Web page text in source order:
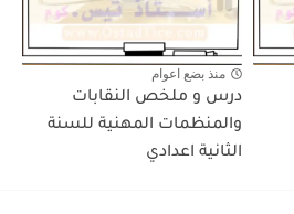
منذ بضع اعوام
درس و ملخص النقابات
والمنظمات المهنية للسنة
الثانية اعدادي